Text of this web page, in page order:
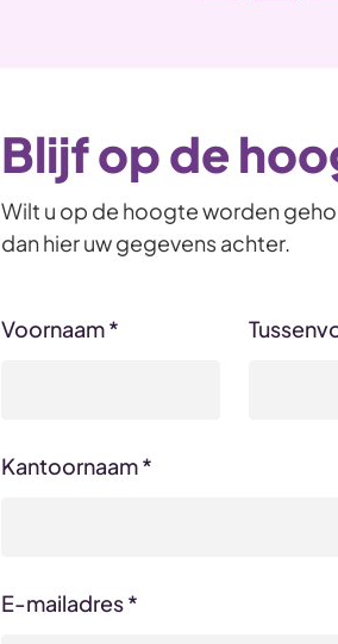
Blijf op de
Wilt u op de hoogte worden
dan hier uw gegevens achter.
Voornaam*
Kantoornaam*
E-mailadres*